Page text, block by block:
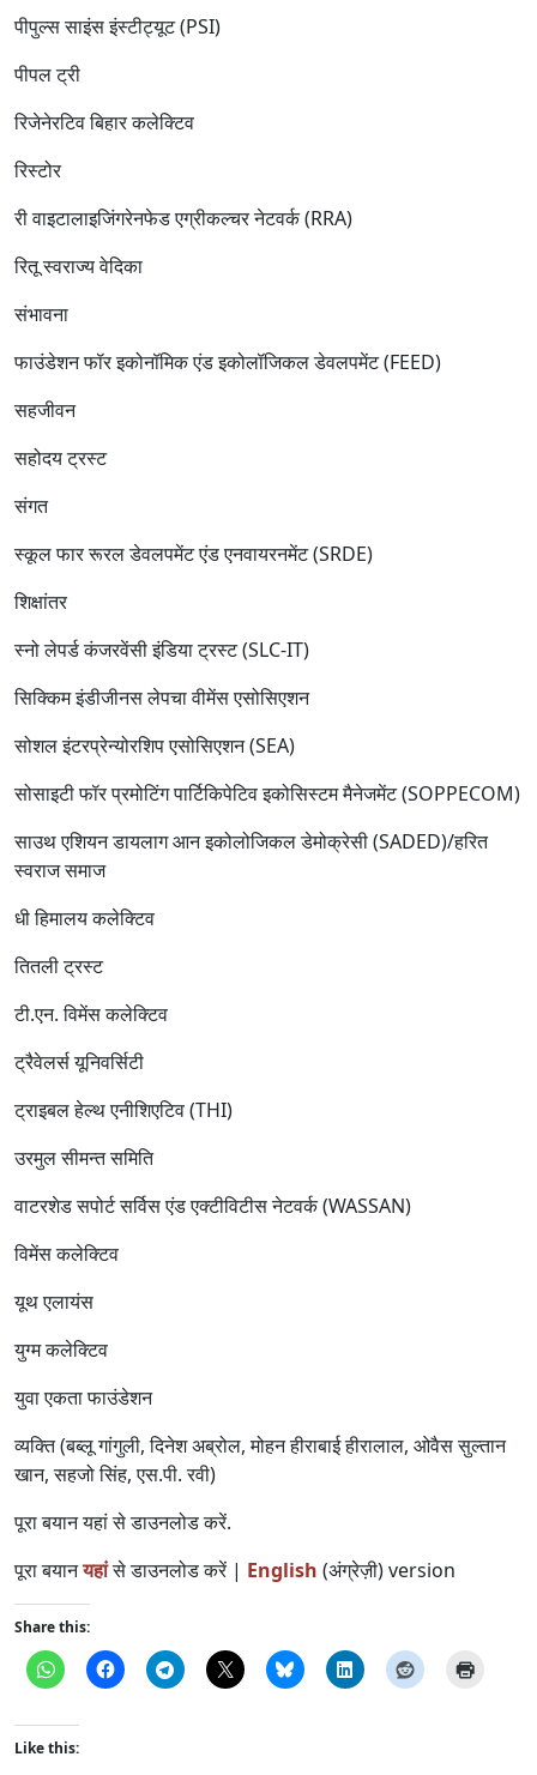
पीपुल्स साइंस इंस्टीट्यूट (PSI)
पीपल ट्री
रिजेनेरटिव बिहार कलेक्टिव
रिस्टोर
री वाइटालाइजिंगरेनफेड एग्रीकल्चर नेटवर्क (RRA)
रितू स्वराज्य वेदिका
संभावना
फाउंडेशन फॉर इकोनॉमिक एंड इकोलॉजिकल डेवलपमेंट (FEED)
सहजीवन
सहोदय ट्रस्ट
संगत
स्कूल फार रूरल डेवलपमेंट एंड एनवायरनमेंट (SRDE)
शिक्षांतर
स्नो लेपर्ड कंजरवेंसी इंडिया ट्रस्ट (SLC-IT)
सिक्किम इंडीजीनस लेपचा वीमेंस एसोसिएशन
सोशल इंटरप्रेन्योरशिप एसोसिएशन (SEA)
सोसाइटी फॉर प्रमोटिंग पार्टिकिपेटिव इकोसिस्टम मैनेजमेंट (SOPPECOM)
साउथ एशियन डायलाग आन इकोलोजिकल डेमोक्रेसी (SADED)/हरित
स्वराज समाज
धी हिमालय कलेक्टिव
तितली ट्रस्ट
टी.एन. विमेंस कलेक्टिव
ट्रैवेलर्स यूनिवर्सिटी
ट्राइबल हेल्थ एनीशिएटिव (THI)
उरमुल सीमन्त समिति
वाटरशेड सपोर्ट सर्विस एंड एक्टीविटीस नेटवर्क (WASSAN)
विमेंस कलेक्टिव
यूथ एलायंस
युग्म कलेक्टिव
युवा एकता फाउंडेशन
व्यक्ति (बब्लू गांगुली, दिनेश अब्रोल, मोहन हीराबाई हीरालाल, ओवैस सुल्तान
खान, सहजो सिंह, एस.पी. रवी)
पूरा बयान यहां से डाउनलोड करें.
पूरा बयानयहांसे डाउनलोड करें | English (अंग्रेज़ी) version
Share this:
Like this: